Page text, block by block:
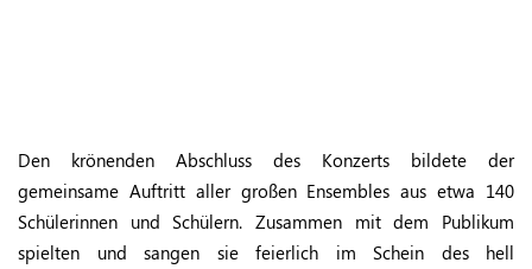
Den krönenden Abschluss des Konzerts bildete der
gemeinsame Auftritt aller großen Ensembles aus etwa 140
Schülerinnen und Schülern. Zusammen mit dem Publikum
spielten und sangen sie feierlich im Schein des hell